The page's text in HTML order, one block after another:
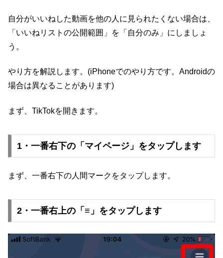
自分がいいねした動画を他の人に見られたくない場合は、
「いいねリストの公開範囲」を「自分のみ」にしましょ
う。
やり方を解説します。(iPhoneでのやり方です。Androidの
場合は異なることがあります)
まず、TikTokを開きます。
1・一番右下の「マイページ」をタップします
まず、一番右下の人間マークをタップします。
2・一番右上の「≡」をタップします